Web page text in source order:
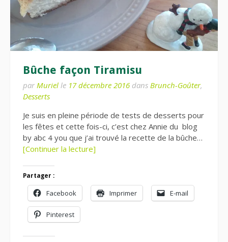
Bûche façon Tiramisu
par Muriel le 17 décembre 2016 dans Brunch-Goûter,
Desserts
Je suis en pleine période de tests de desserts pour
les fêtes et cette fois-ci, c’est chez Annie du blog
by abc 4 you que j’ai trouvé la recette de la bûche…
[Continuer la lecture]
Partager :
Facebook Imprimer E-mail
Pinterest